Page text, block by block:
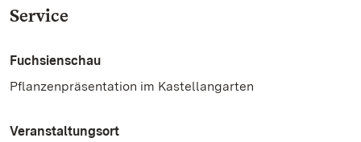
Service
Fuchsienschau
Pflanzenpräsentation im Kastellangarten
Veranstaltungsort